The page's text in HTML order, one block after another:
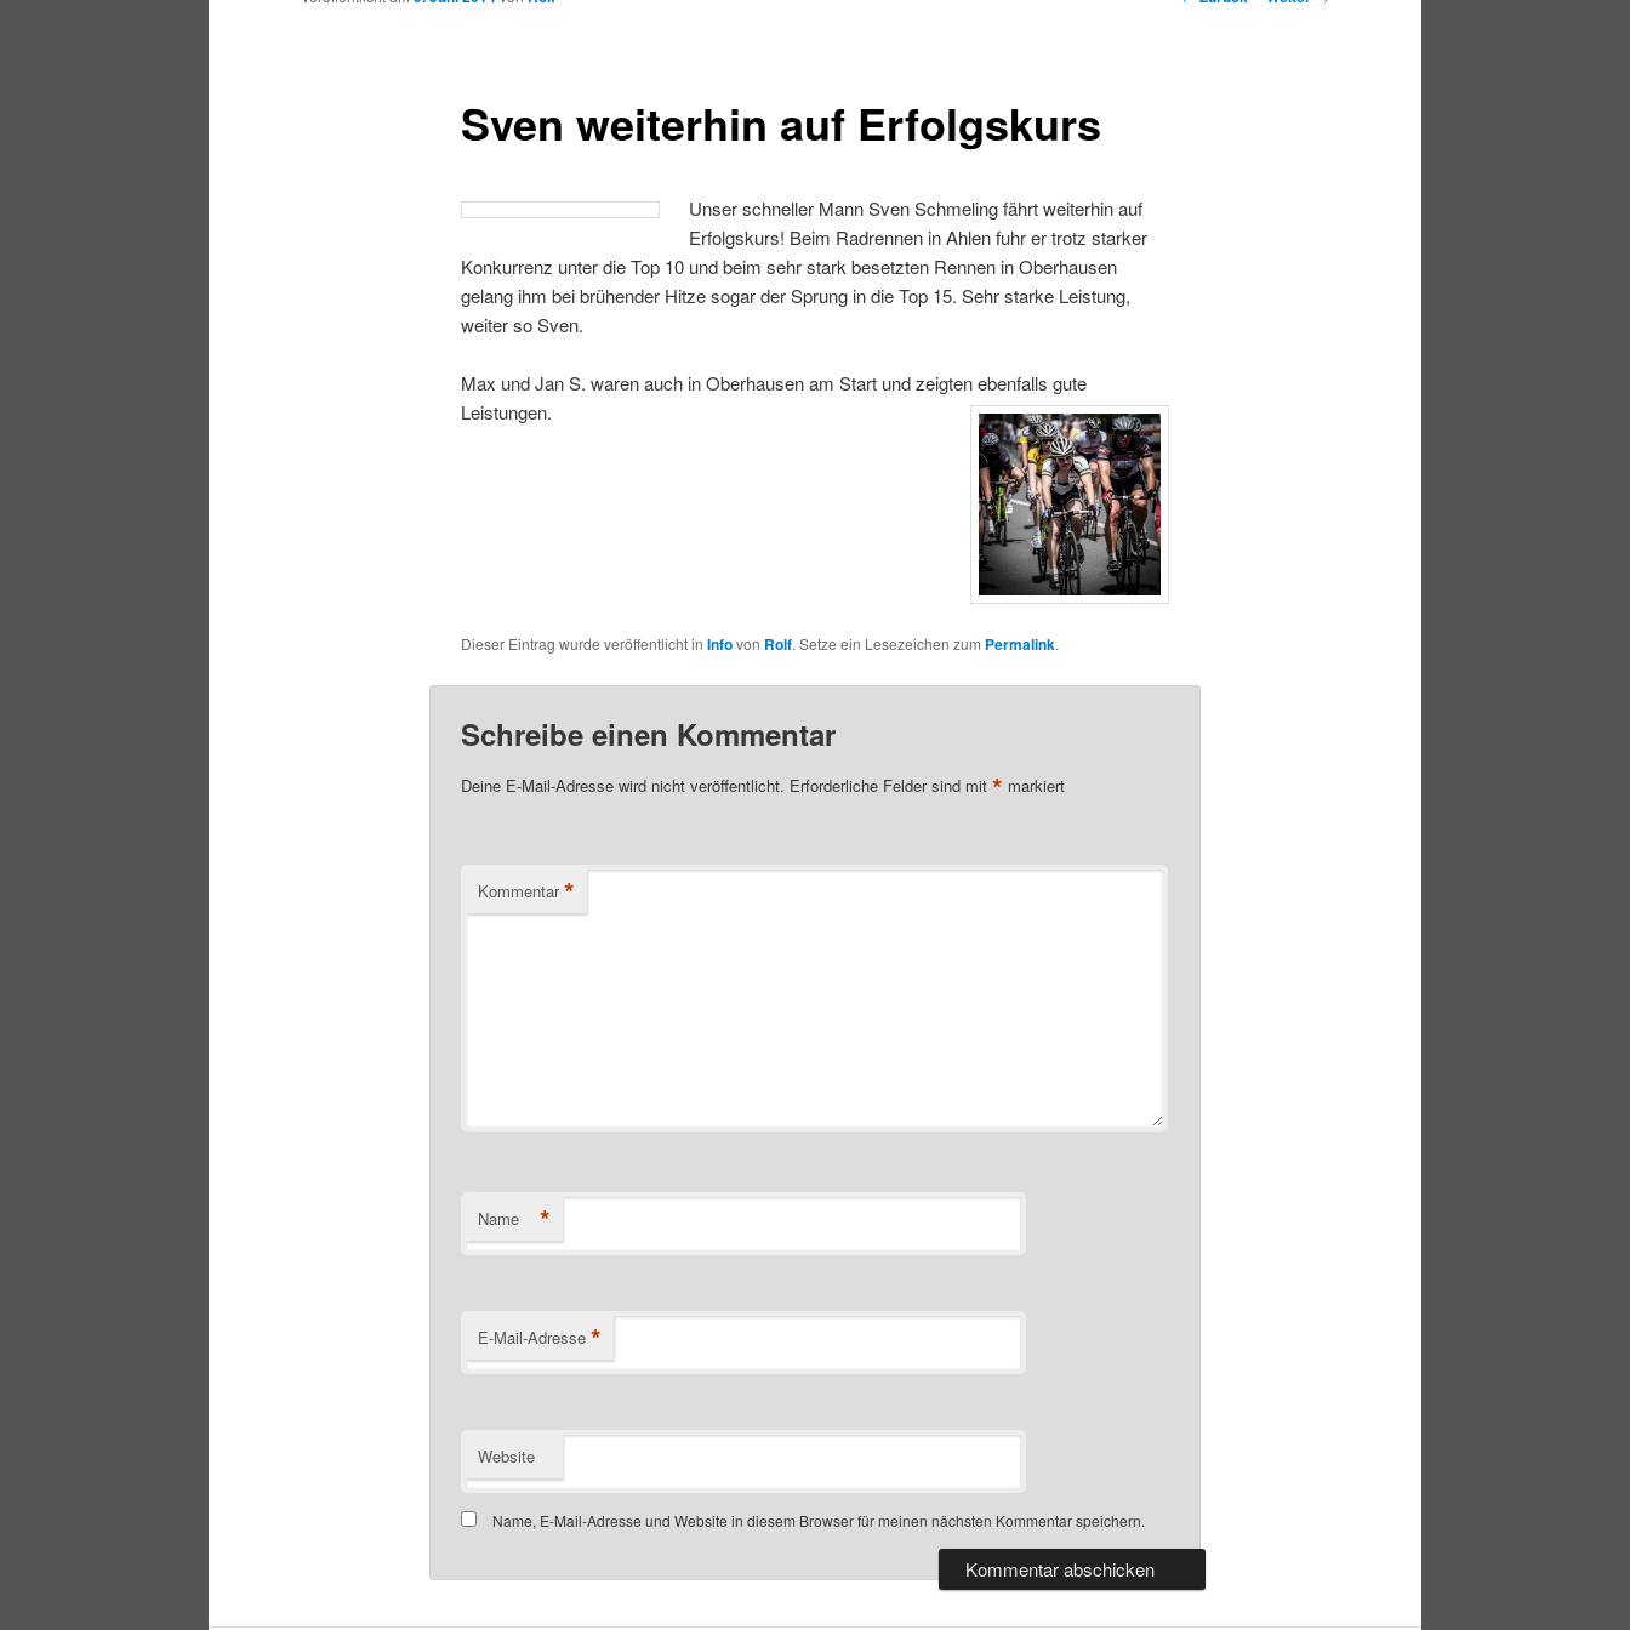
Sven weiterhin auf Erfolgskurs
Unser schneller Mann Sven Schmeling fährt weiterhin auf
Erfolgskurs! Beim Radrennen in Ahlen fuhr er trotz starker
Konkurrenz unter die Top 10 und beim sehr stark besetzten Rennen in Oberhausen
gelang ihm bei brühender Hitze sogar der Sprung in die Top 15. Sehr starke Leistung,
weiter so Sven.
Max und Jan S. waren auch in Oberhausen am Start und zeigten ebenfalls gute
Leistungen.
Dieser Eintrag wurde veröffentlicht in Infovon Rolf. Setze ein Lesezeichen zum Permalink.
Schreibe einen Kommentar
Deine E-Mail-Adresse wird nicht veröffentlicht. Erforderliche Felder sind mit * markiert
Kommentar *
Name *
E-Mail-Adresse *
Website
Name, E-Mail-Adresse und Website in diesem Browser für meinen nächsten Kommentar speichern.